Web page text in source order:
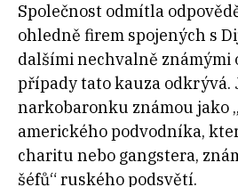
Společnost odmítla
ohledně firem spojených s
dalšími nechvalně známými
případy tato kauza odkrývá.
narkobaronku známou jako
amerického podvodníka,
charitu nebo gangstera,
šéfů“ ruského podsvětí.